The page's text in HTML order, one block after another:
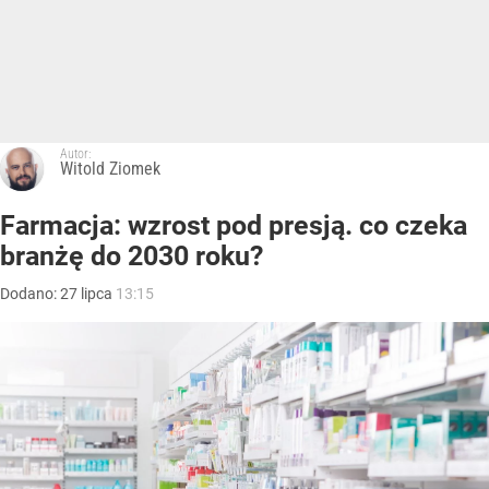
Autor:
Witold Ziomek
Farmacja: wzrost pod presją. co czeka
branżę do 2030 roku?
Dodano:27 lipca 13:15